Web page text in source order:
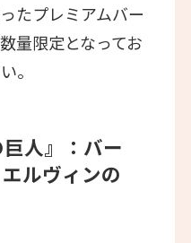
たプレミアムバー
量限定となってお
。
人』：バー
ルヴィンの